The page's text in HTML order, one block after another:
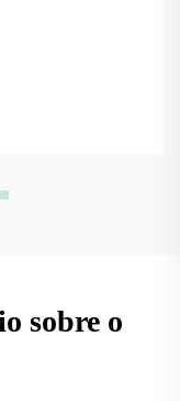
sobre o